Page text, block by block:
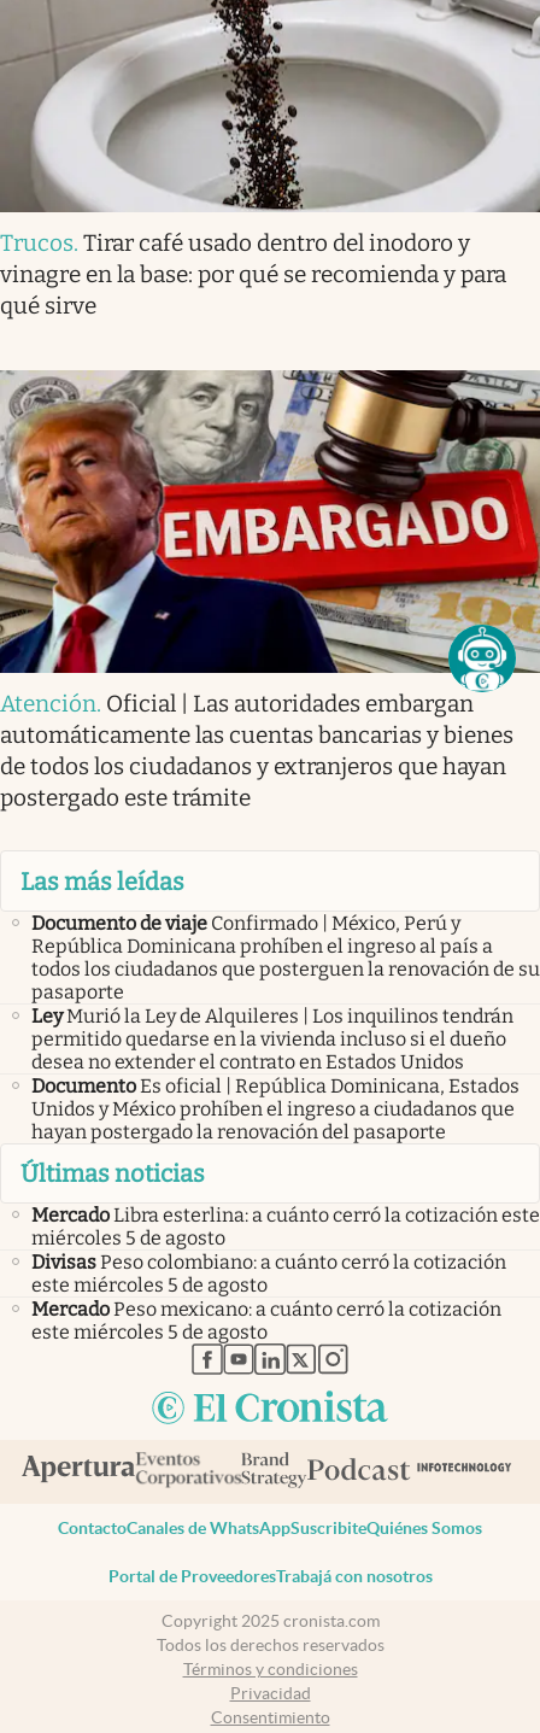
Trucos. Tirar café usado dentro del inodoro y
vinagre en la base: por qué se recomienda y para
qué sirve
Atención. Oficial | Las autoridades embargan
automáticamente las cuentas bancarias y bienes
de todos los ciudadanos y extranjeros que hayan
postergado este trámite
Las más leídas
Documento de viaje Confirmado | México, Perú y
República Dominicana prohíben el ingreso al país a
todos los ciudadanos que posterguen la renovación de su
pasaporte
LeyMurió la Ley de Alquileres | Los inquilinos tendrán
permitido quedarse en la vivienda incluso si el dueño
desea no extender el contrato en Estados Unidos
DocumentoEs oficial | República Dominicana, Estados
Unidos y México prohíben el ingreso a ciudadanos que
hayan postergado la renovación del pasaporte
Últimas noticias
MercadoLibra esterlina: a cuánto cerró la cotización este
miércoles 5 de agosto
DivisasPeso colombiano: a cuánto cerró la cotización
este miércoles 5 de agosto
MercadoPeso mexicano: a cuánto cerró la cotización
este miércoles 5 de agosto
abre en nueva pestaña
abre en nueva pestaña
abre en nueva pestaña
abre en nueva pestaña
abre en nueva pestaña
ContactoCanales de WhatsAppSuscribiteQuiénes Somos
Portal de ProveedoresTrabajá con nosotros
Copyright 2025 cronista.com
Todos los derechos reservados
Términos y condiciones
Privacidad
Consentimiento